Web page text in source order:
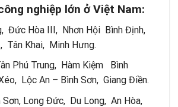
nghiệp lớn ở Việt Nam:
Đức Hòa III, Nhơn Hội Bình Định,
Tân Khai, Minh Hưng.
Phú Trung, Hàm Kiệm Bình
Lộc An – Bình Sơn, Giang Điền.
Sơn, Long Đức, Du Long, An Hòa,